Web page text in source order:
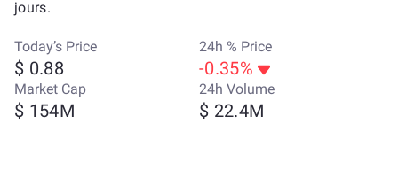
jours.
Today’s Price
$ 0.88
24h % Price
-0.35%
Market Cap
$ 154M
24h Volume
$ 22.4M